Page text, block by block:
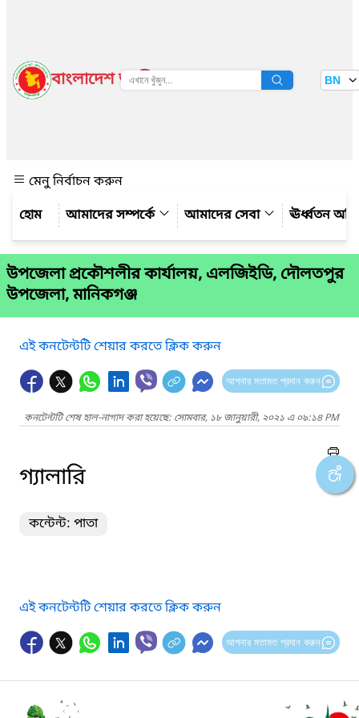
বাংলাদেশ জাতীয় তথ্য বাতায়ন BN
মেনু নির্বাচন করুন
আমাদের সম্পর্কে
আমাদের সেবা ঊর্ধ্বতন
উপজেলা প্রকৌশলীর কার্যালয়, এলজিইডি, দৌলতপুর
উপজেলা, মানিকগঞ্জ
এই কনটেন্টটি শেয়ার করতে ক্লিক করুন
আপনার মতামত প্রদান করুন
কনটেন্টটি শেষ হাল-নাগাদ করা হয়েছে: সোমবার, ১৮ জানুয়ারী, ২০২১ এ ০৯:১৪ PM
গ্যালারি
কন্টেন্ট: পাতা
এই কনটেন্টটি শেয়ার করতে ক্লিক করুন
আপনার মতামত প্রদান করুন